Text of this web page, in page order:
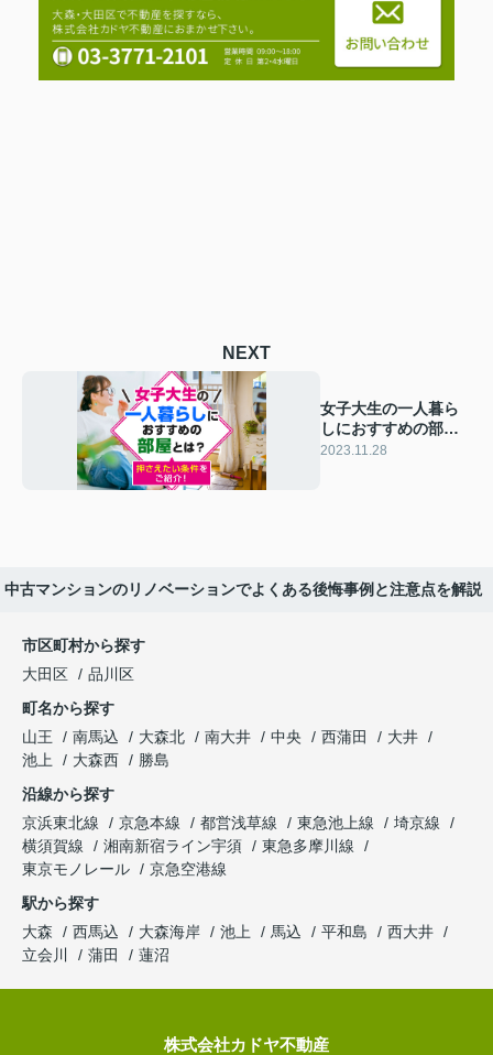
NEXT
女子大生の一人暮ら
しにおすすめの部屋
とは？押さえたい条
2023.11.28
中古マンションのリノベーションでよくある後悔事例と注意点を解説
市区町村から探す
大田区
品川区
町名から探す
山王
南馬込 大森北 南大井 中央 西蒲田
大井
池上
大森西
勝島
沿線から探す
京浜東北線
京急本線 都営浅草線 東急池上線
埼京線
横須賀線
湘南新宿ライン宇須
東急多摩川線
東京モノレール
京急空港線
駅から探す
大森
西馬込 大森海岸 池上 馬込 平和島
西大井
立会川
蒲田 蓮沼
株式会社カドヤ不動産